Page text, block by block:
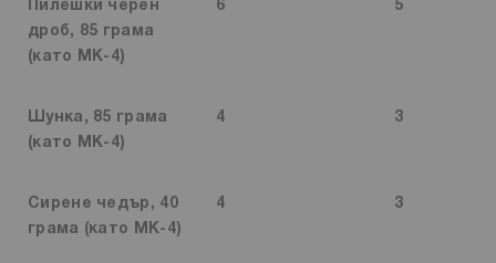
Пилешки черен
дроб, 85 грама
(като MK-4)
6 5
Шунка, 85 грама
(като MK-4)
4 3
Сирене чедър, 40
грама (като MK-4)
4 3